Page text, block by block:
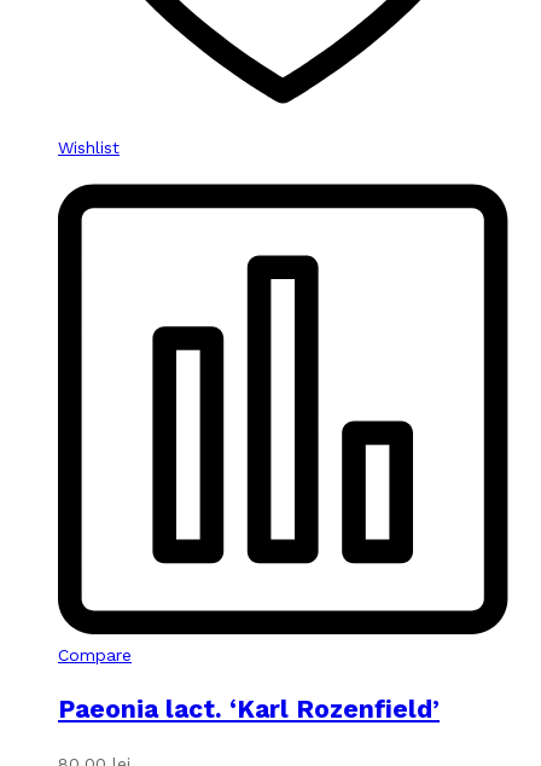
Wishlist
Compare
Paeonia lact. ‘Karl Rozenfield’